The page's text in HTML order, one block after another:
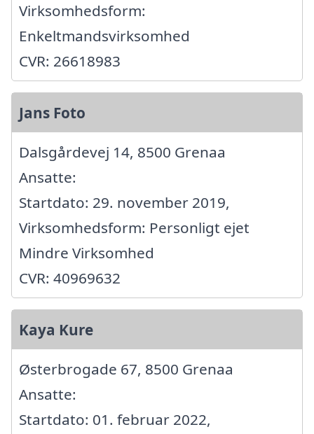
Virksomhedsform:
Enkeltmandsvirksomhed
CVR: 26618983
Jans Foto
Dalsgårdevej 14, 8500 Grenaa
Ansatte:
Startdato: 29. november 2019,
Virksomhedsform: Personligt ejet
Mindre Virksomhed
CVR: 40969632
Kaya Kure
Østerbrogade 67, 8500 Grenaa
Ansatte:
Startdato: 01. februar 2022,